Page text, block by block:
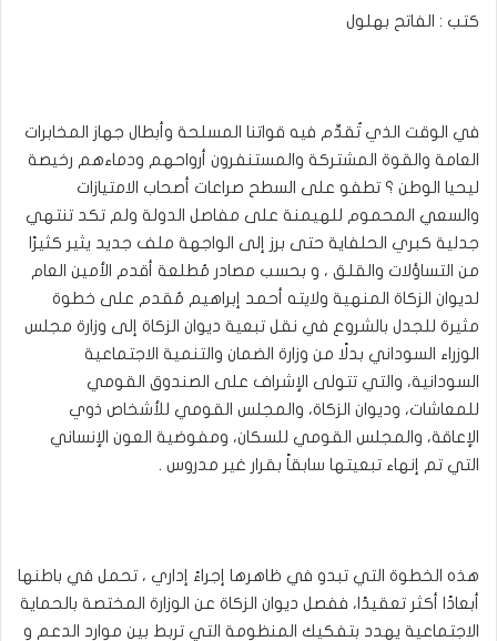
كتب : الفاتح بهلول
في الوقت الذي تُقدِّم فيه قواتنا المسلحة وأبطال جهاز المخابرات
العامة والقوة المشتركة والمستنفرون أرواحهم ودماءهم رخيصة
ليحيا الوطن ؟ تطفو على السطح صراعات أصحاب الامتيازات
والسعي المحموم للهيمنة على مفاصل الدولة ولم تكد تنتهي
جدلية كبري الحلفاية حتى برز إلى الواجهة ملف جديد يثير كثيرًا
من التساؤلات والقلق ، و بحسب مصادر مُطلعة أقدم الأمين العام
لديوان الزكاة المنهية ولايته أحمد إبراهيم مُقدم على خطوة
مثيرة للجدل بالشروع في نقل تبعية ديوان الزكاة إلى وزارة مجلس
الوزراء السوداني بدلًا من وزارة الضمان والتنمية الاجتماعية
السودانية، والتي تتولى الإشراف على الصندوق القومي
للمعاشات، وديوان الزكاة، والمجلس القومي للأشخاص ذوي
الإعاقة، والمجلس القومي للسكان، ومفوضية العون الإنساني
التي تم إنهاء تبعيتها سابقاً بقرار غير مدروس .
هذه الخطوة التي تبدو في ظاهرها إجراءً إداري ، تحمل في باطنها
أبعادًا أكثر تعقيدًا، ففصل ديوان الزكاة عن الوزارة المختصة بالحماية
الاجتماعية يهدد بتفكيك المنظومة التي تربط بين موارد الدعم و